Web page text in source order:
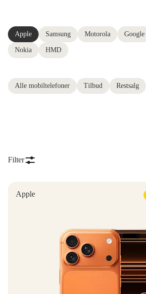
Apple Samsung Motorola Google
Nokia HMD
Alle mobiltelefoner Tilbud Restsalg
Filter
Apple